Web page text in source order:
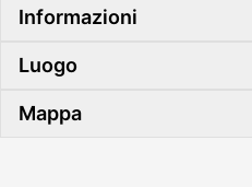
Informazioni
Luogo
Mappa